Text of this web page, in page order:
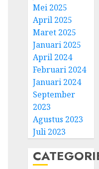
Mei 2025
April 2025
Maret 2025
Januari 2025
April 2024
Februari 2024
Januari 2024
September
2023
Agustus 2023
Juli 2023
di
Zaman
FEBRUARI
11, 2026
4
Samuel
Adi
dan
Clara
GKAI
5
25
Tahun